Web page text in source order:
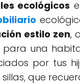
ecológicos
estilo zen,
una
por tus
que